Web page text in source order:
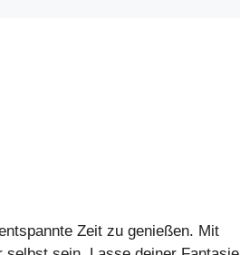
Zeit zu genießen. Mit